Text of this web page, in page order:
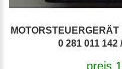
0 281 011 142
preis